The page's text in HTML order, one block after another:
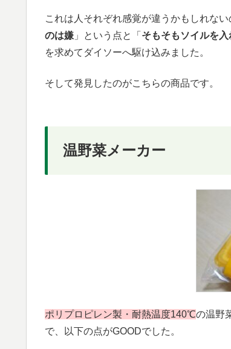
これは人それぞれ感覚が違うかもしれな
のは嫌 」という点と「 そもそもソイルを
を求めてダイソーへ駆け込みました。
そして発見したのがこちらの商品です。
温野菜メーカー
ポリプロピレン製・耐熱温度140℃の温野
で、以下の点がGOODでした。